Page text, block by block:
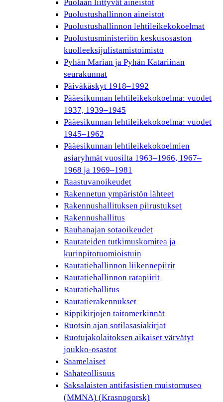
Puolaan liittyvät aineistot
Puolustushallinnon aineistot
Puolustushallinnon lehtileikekokoelmat
Puolustusministeriön keskusosaston
kuolleeksijulistamistoimisto
Pyhän Marian ja Pyhän Katariinan
seurakunnat
Päiväkäskyt 1918–1992
Pääesikunnan lehtileikekokoelma: vuodet
1937, 1939–1945
Pääesikunnan lehtileikekokoelma: vuodet
1945–1962
Pääesikunnan lehtileikekokoelmien
asiaryhmät vuosilta 1963–1966, 1967–
1968 ja 1969–1981
Raastuvanoikeudet
Rakennetun ympäristön lähteet
Rakennushallituksen piirustukset
Rakennushallitus
Rauhanajan sotaoikeudet
Rautateiden tutkimuskomitea ja
kurinpitotuomioistuin
Rautatiehallinnon liikennepiirit
Rautatiehallinnon ratapiirit
Rautatiehallitus
Rautatierakennukset
Rippikirjojen taitomerkinnät
Ruotsin ajan sotilasasiakirjat
Ruotujakolaitoksen aikaiset värvätyt
joukko-osastot
Saamelaiset
Sahateollisuus
Saksalaisten antifasistien muistomuseo
(MMNA) (Krasnogorsk)